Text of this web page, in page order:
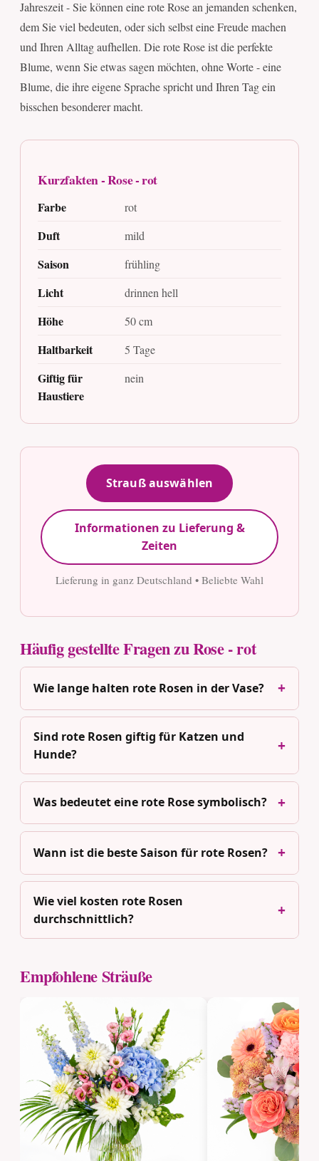
Jahreszeit - Sie können eine rote Rose an jemanden schenken,
dem Sie viel bedeuten, oder sich selbst eine Freude machen
und Ihren Alltag aufhellen. Die rote Rose ist die perfekte
Blume, wenn Sie etwas sagen möchten, ohne Worte - eine
Blume, die ihre eigene Sprache spricht und Ihren Tag ein
bisschen besonderer macht.
Kurzfakten - Rose - rot
Farbe rot
Duft mild
Saison frühling
Licht drinnen hell
Höhe 50 cm
Haltbarkeit 5 Tage
Giftig für
Haustiere
nein
Strauß auswählen
Informationen zu Lieferung &
Zeiten
Lieferung in ganz Deutschland • Beliebte Wahl
Häufig gestellte Fragen zu Rose - rot
Wie lange halten rote Rosen in der Vase?
Sind rote Rosen giftig für Katzen und
Hunde?
Was bedeutet eine rote Rose symbolisch?
Wann ist die beste Saison für rote Rosen?
Wie viel kosten rote Rosen
durchschnittlich?
Empfohlene Sträuße